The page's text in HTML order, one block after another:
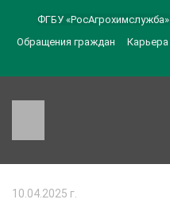
ФГБУ «РосАгрохимслужба»
Обращения граждан
Карьера
10.04.2025 г.